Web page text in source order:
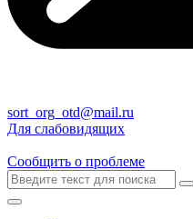
sort_org_otd@mail.ru
Для слабовидящих
Сообщить о проблеме